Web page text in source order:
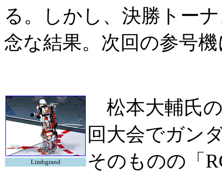
る。しかし、決勝トー
念な結果。次回の参号
Limbgrand
松本大輔氏
回大会でガン
そのものの「